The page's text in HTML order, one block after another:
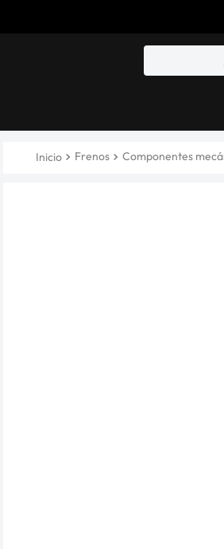
Frenos Componentes